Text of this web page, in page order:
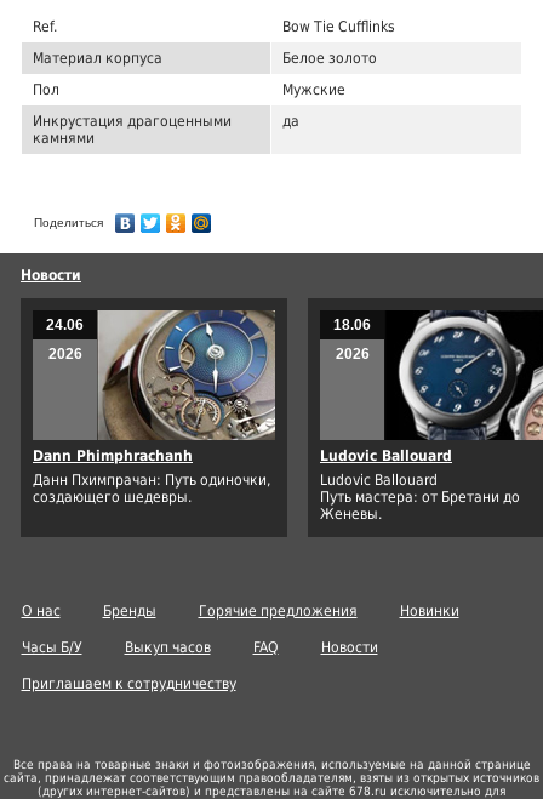
Ref.
Bow Tie Cufflinks
Материал корпуса
Белое золото
Пол
Мужские
Инкрустация драгоценными
камнями
да
Поделиться
Новости
24.06
2026
Dann Phimphrachanh
Данн Пхимпрачан: Путь одиночки,
создающего шедевры.
18.06
2026
Ludovic Ballouard
Ludovic Ballouard
Путь мастера: от Бретани до
Женевы.
О нас Бренды Горячие предложения Новинки
Часы Б/У Выкуп часов FAQ Новости
Приглашаем к сотрудничеству
Все права на товарные знаки и фотоизображения, используемые на данной странице
сайта, принадлежат соответствующим правообладателям, взяты из открытых источников
(других интернет-сайтов) и представлены на сайте 678.ru исключительно для